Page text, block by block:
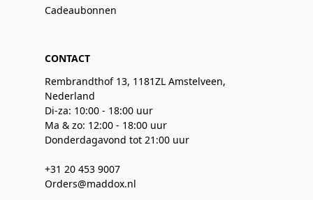
Cadeaubonnen
CONTACT
Rembrandthof 13, 1181ZL Amstelveen,
Nederland
Di-za: 10:00 - 18:00 uur
Ma & zo: 12:00 - 18:00 uur
Donderdagavond tot 21:00 uur
+31 20 453 9007
Orders@maddox.nl